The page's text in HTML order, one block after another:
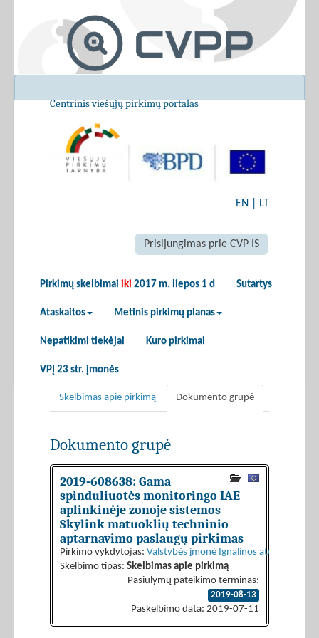
Centrinis viešųjų pirkimų portalas
EN LT
Prisijungimas prie CVP IS
Pirkimų skelbimai iki 2017 m. liepos 1 d Sutartys
Ataskaitos Metinis pirkimų planas
Nepatikimi tiekėjai Kuro pirkimai
VPĮ 23 str. įmonės
Skelbimas apie pirkimą Dokumento grupė
Dokumento grupė
2019-608638: Gama
spinduliuotės monitoringo IAE
aplinkinėje zonoje sistemos
Skylink matuoklių techninio
aptarnavimo paslaugų pirkimas
Pirkimo vykdytojas: Valstybės įmonė Ignalinos atominė
Skelbimo tipas: Skelbimas apie pirkimą
Pasiūlymų pateikimo terminas:
2019-08-13
Paskelbimo data: 2019-07-11